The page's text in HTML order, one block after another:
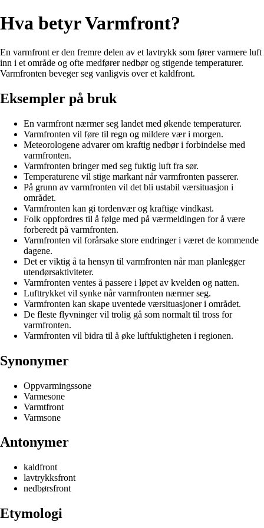
Hva betyr Varmfront?
En varmfront er den fremre delen av et lavtrykk som fører varmere luft
inn i et område og ofte medfører nedbør og stigende temperaturer.
Varmfronten beveger seg vanligvis over et kaldfront.
Eksempler på bruk
En varmfront nærmer seg landet med økende temperaturer.
Varmfronten vil føre til regn og mildere vær i morgen.
Meteorologene advarer om kraftig nedbør i forbindelse med
varmfronten.
Varmfronten bringer med seg fuktig luft fra sør.
Temperaturene vil stige markant når varmfronten passerer.
På grunn av varmfronten vil det bli ustabil værsituasjon i
området.
Varmfronten kan gi tordenvær og kraftige vindkast.
Folk oppfordres til å følge med på værmeldingen for å være
forberedt på varmfronten.
Varmfronten vil forårsake store endringer i været de kommende
dagene.
Det er viktig å ta hensyn til varmfronten når man planlegger
utendørsaktiviteter.
Varmfronten ventes å passere i løpet av kvelden og natten.
Lufttrykket vil synke når varmfronten nærmer seg.
Varmfronten kan skape uventede værsituasjoner i området.
De fleste flyvninger vil trolig gå som normalt til tross for
varmfronten.
Varmfronten vil bidra til å øke luftfuktigheten i regionen.
Synonymer
Oppvarmingssone
Varmesone
Varmtfront
Varmsone
Antonymer
kaldfront
lavtrykksfront
nedbørsfront
Etymologi